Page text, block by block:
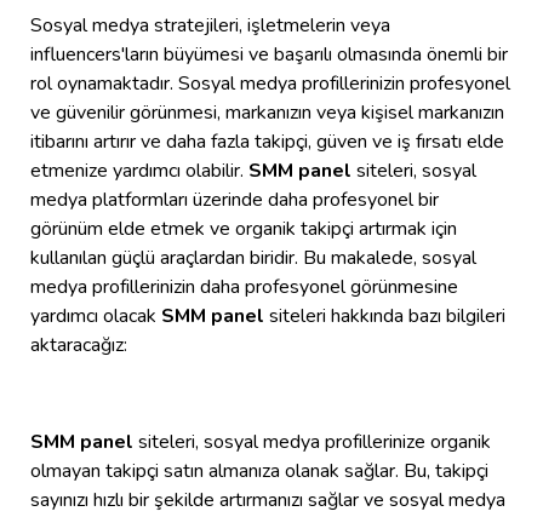
Sosyal medya stratejileri, işletmelerin veya
influencers'ların büyümesi ve başarılı olmasında önemli bir
rol oynamaktadır. Sosyal medya profillerinizin profesyonel
ve güvenilir görünmesi, markanızın veya kişisel markanızın
itibarını artırır ve daha fazla takipçi, güven ve iş fırsatı elde
etmenize yardımcı olabilir. SMM panel siteleri, sosyal
medya platformları üzerinde daha profesyonel bir
görünüm elde etmek ve organik takipçi artırmak için
kullanılan güçlü araçlardan biridir. Bu makalede, sosyal
medya profillerinizin daha profesyonel görünmesine
yardımcı olacak SMM panel siteleri hakkında bazı bilgileri
aktaracağız:
SMM panel siteleri, sosyal medya profillerinize organik
olmayan takipçi satın almanıza olanak sağlar. Bu, takipçi
sayınızı hızlı bir şekilde artırmanızı sağlar ve sosyal medya